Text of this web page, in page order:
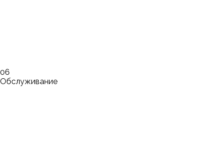
06
Обслуживание